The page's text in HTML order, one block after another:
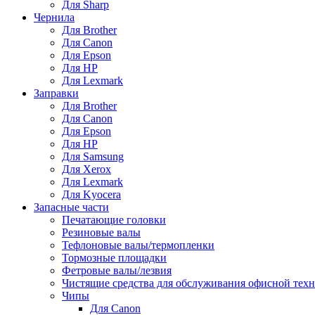
Для Sharp
Чернила
Для Brother
Для Canon
Для Epson
Для HP
Для Lexmark
Заправки
Для Brother
Для Canon
Для Epson
Для HP
Для Samsung
Для Xerox
Для Lexmark
Для Kyocera
Запасные части
Печатающие головки
Резиновые валы
Тефлоновые валы/термопленки
Тормозные площадки
Фетровые валы/лезвия
Чистящие средства для обслуживания офисной
Чипы
Для Canon